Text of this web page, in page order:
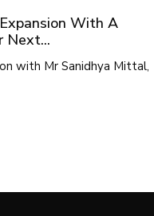
With A
Next...
with Mr Sanidhya Mittal,